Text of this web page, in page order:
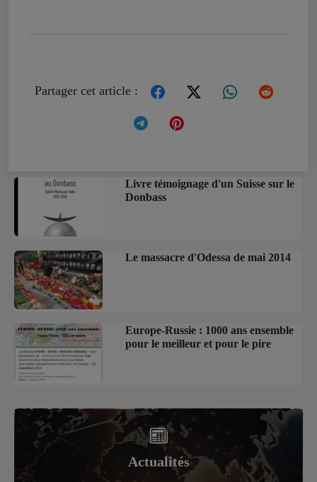
Partager cet article :
Livre témoignage d'un Suisse sur le
Donbass
Le massacre d'Odessa de mai 2014
Europe-Russie : 1000 ans ensemble
pour le meilleur et pour le pire
Actualités